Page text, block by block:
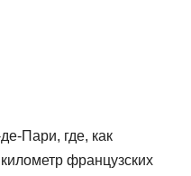
Пари, где, как
французских